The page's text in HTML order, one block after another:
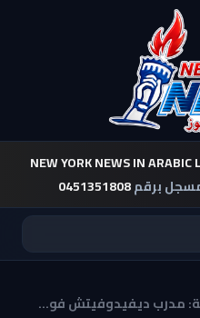
NEW YORK NEWS IN ARABIC
برقم0451351808
مدرب ديفيدوفيتش فو...